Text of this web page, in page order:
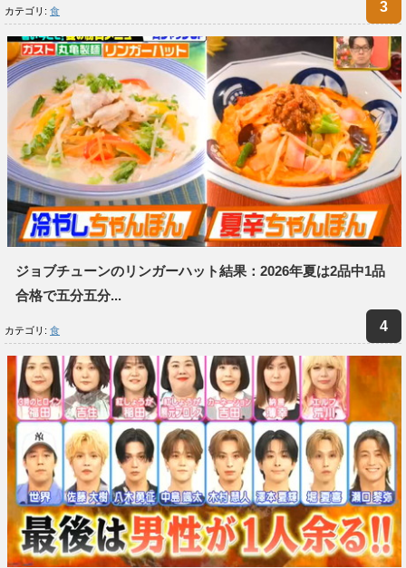
カテゴリ: 食
ジョブチューンのリンガーハット結果：2026年夏は2品中1品
合格で五分五分...
カテゴリ: 食